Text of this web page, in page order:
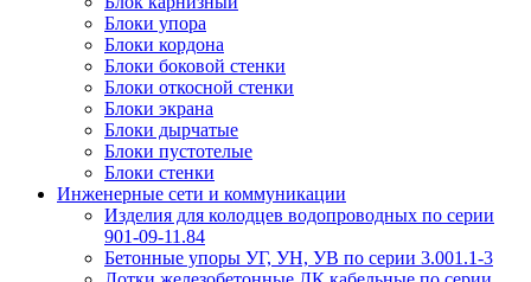
Блоки упора
Блоки кордона
Блоки боковой стенки
Блоки откосной стенки
Блоки экрана
Блоки дырчатые
Блоки пустотелые
Блоки стенки
Инженерные сети и коммуникации
Изделия для колодцев водопроводных по серии
901-09-11.84
Бетонные упоры УГ, УН, УВ по серии 3.001.1-3